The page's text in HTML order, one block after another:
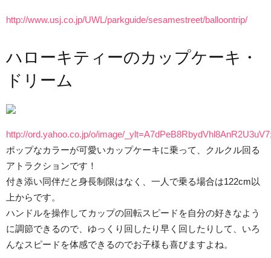
http://www.usj.co.jp/UWL/parkguide/sesamestreet/balloontrip/
ハローキティーのカップケーキ・
ドリーム
http://ord.yahoo.co.jp/o/image/
ポップなカラーが可愛いカップケーキに乗って、クルクル回る
アトラクションです！
付き添い同伴だと身長制限はなく、一人で乗る場合は122cm以
上からです。
ハンドルを操作してカップの回転スピードを自分の好きなよう
に調節できるので、ゆっくり回したり早く回したりして、いろ
んなスピードを体感できるのでお子様も喜びますよね。